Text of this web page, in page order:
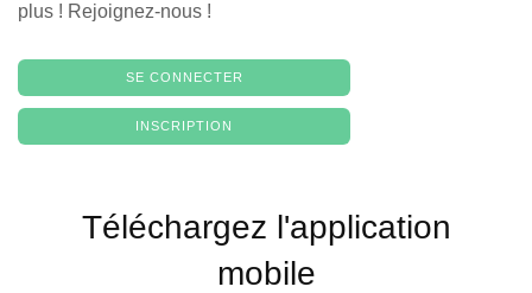
plus ! Rejoignez-nous !
SE CONNECTER
INSCRIPTION
Téléchargez l'application
mobile